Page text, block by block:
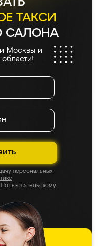
ТАКСИ
САЛОНА
Москвы и
персональных
Пользовательскому